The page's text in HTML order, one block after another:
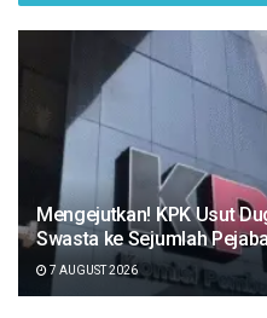
Mengejutkan! KPK Usut
Swasta ke Sejumlah
7 AUGUST 2026